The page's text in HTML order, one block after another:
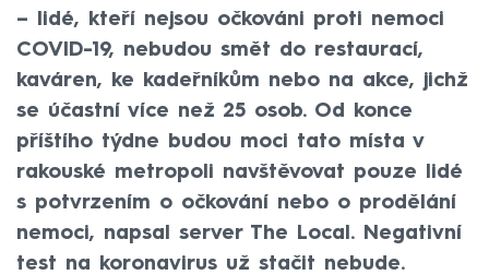
– lidé, kteří nejsou očkováni proti nemoci
COVID-19, nebudou smět do restaurací,
kaváren, ke kadeřníkům nebo na akce, jichž
se účastní více než 25 osob. Od konce
příštího týdne budou moci tato místa v
rakouské metropoli navštěvovat pouze lidé
s potvrzením o očkování nebo o prodělání
nemoci, napsal server The Local. Negativní
test na koronavirus už stačit nebude.